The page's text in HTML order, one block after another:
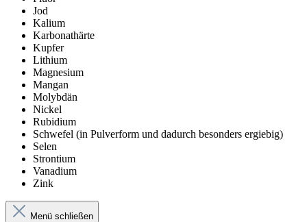
Jod
Kalium
Karbonathärte
Kupfer
Lithium
Magnesium
Mangan
Molybdän
Nickel
Rubidium
Schwefel (in Pulverform und dadurch besonders ergiebig)
Selen
Strontium
Vanadium
Zink
Menü schließen